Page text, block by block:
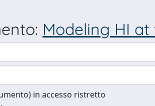
Modeling HI
in accesso ristretto